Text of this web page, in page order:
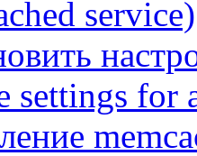
service)
settings for